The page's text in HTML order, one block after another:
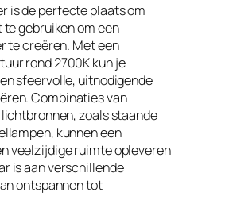
is de perfecte plaats om
gebruiken om een
te creëren. Met een
rond 2700K kun je
sfeervolle, uitnodigende
Combinaties van
zoals staande
kunnen een
veelzijdige ruimte opleveren
is aan verschillende
ontspannen tot